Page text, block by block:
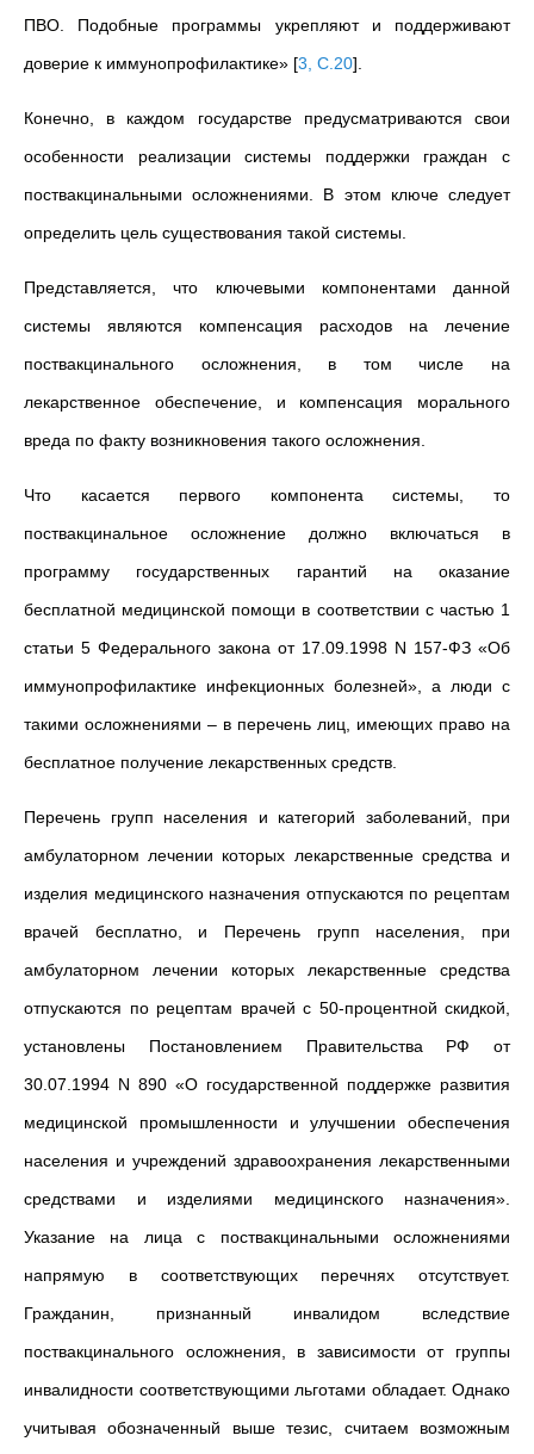
ПВО. Подобные программы укрепляют и поддерживают
доверие к иммунопрофилактике» [3, С.20]
Конечно, в каждом государстве предусматриваются свои
особенности реализации системы поддержки граждан с
поствакцинальными осложнениями. В этом ключе следует
определить цель существования такой системы.
Представляется, что ключевыми компонентами данной
системы являются компенсация расходов на лечение
поствакцинального осложнения, в том числе на
лекарственное обеспечение, и компенсация морального
вреда по факту возникновения такого осложнения.
Что касается первого компонента системы, то
поствакцинальное осложнение должно включаться в
программу государственных гарантий на оказание
бесплатной медицинской помощи в соответствии с частью 1
статьи 5 Федерального закона от 17.09.1998 N 157-ФЗ «Об
иммунопрофилактике инфекционных болезней», а люди с
такими осложнениями – в перечень лиц, имеющих право на
бесплатное получение лекарственных средств.
Перечень групп населения и категорий заболеваний, при
амбулаторном лечении которых лекарственные средства и
изделия медицинского назначения отпускаются по рецептам
врачей бесплатно, и Перечень групп населения, при
амбулаторном лечении которых лекарственные средства
отпускаются по рецептам врачей с 50-процентной скидкой,
установлены Постановлением Правительства РФ от
30.07.1994 N 890 «О государственной поддержке развития
медицинской промышленности и улучшении обеспечения
населения и учреждений здравоохранения лекарственными
средствами и изделиями медицинского назначения».
Указание на лица с поствакцинальными осложнениями
напрямую в соответствующих перечнях отсутствует.
Гражданин, признанный инвалидом вследствие
поствакцинального осложнения, в зависимости от группы
инвалидности соответствующими льготами обладает. Однако
учитывая обозначенный выше тезис, считаем возможным